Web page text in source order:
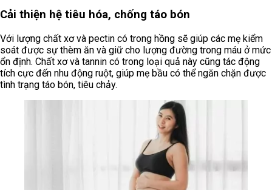
Cải thiện hệ tiêu hóa, chống táo bón
Với lượng chất xơ và pectin có trong hồng sẽ giúp các mẹ kiểm
soát được sự thèm ăn và giữ cho lượng đường trong máu ở mức
ổn định. Chất xơ và tannin có trong loại quả này cũng tác động
tích cực đến nhu động ruột, giúp mẹ bầu có thể ngăn chặn được
tình trạng táo bón, tiêu chảy.